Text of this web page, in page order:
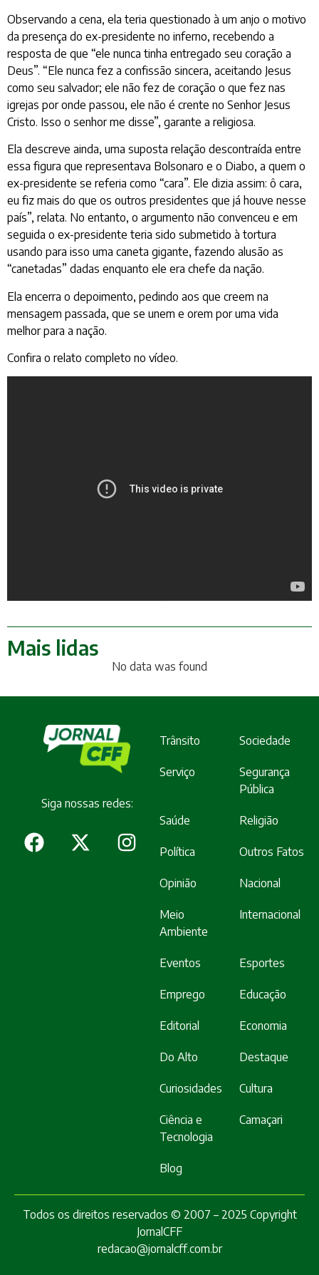
Observando a cena, ela teria questionado à um anjo o motivo
da presença do ex-presidente no inferno, recebendo a
resposta de que “ele nunca tinha entregado seu coração a
Deus”. “Ele nunca fez a confissão sincera, aceitando Jesus
como seu salvador; ele não fez de coração o que fez nas
igrejas por onde passou, ele não é crente no Senhor Jesus
Cristo. Isso o senhor me disse”, garante a religiosa.
Ela descreve ainda, uma suposta relação descontraída entre
essa figura que representava Bolsonaro e o Diabo, a quem o
ex-presidente se referia como “cara”. Ele dizia assim: ô cara,
eu fiz mais do que os outros presidentes que já houve nesse
país”, relata. No entanto, o argumento não convenceu e em
seguida o ex-presidente teria sido submetido à tortura
usando para isso uma caneta gigante, fazendo alusão as
“canetadas” dadas enquanto ele era chefe da nação.
Ela encerra o depoimento, pedindo aos que creem na
mensagem passada, que se unem e orem por uma vida
melhor para a nação.
Confira o relato completo no vídeo.
Mais lidas
No data was found
Siga nossas redes:
Trânsito Sociedade
Serviço
Segurança
Pública
Saúde Religião
Política Outros Fatos
Opinião Nacional
Meio
Ambiente
Internacional
Eventos Esportes
Emprego Educação
Editorial Economia
Do Alto Destaque
Curiosidades Cultura
Ciência e
Tecnologia
Camaçari
Blog
Todos os direitos reservados © 2007 – 2025 Copyright
JornalCFF
redacao@jornalcff.com.br